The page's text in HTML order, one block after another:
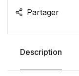
Partager
Description